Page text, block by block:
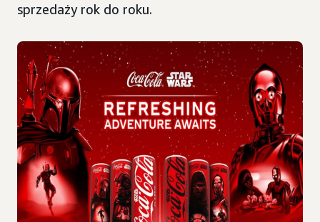
sprzedaży rok do roku.